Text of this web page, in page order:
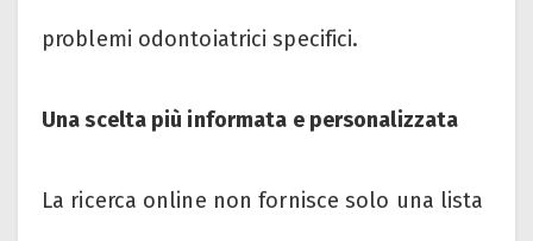
problemi odontoiatrici specifici.
Una scelta più informata e personalizzata
La ricerca online non fornisce solo una lista